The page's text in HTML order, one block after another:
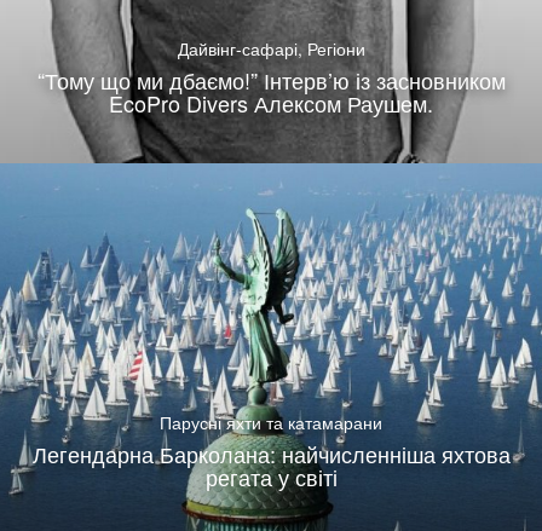
Дайвінг-сафарі, Регіони
“Тому що ми дбаємо!” Інтерв’ю із засновником
EcoPro Divers Алексом Раушем.
Парусні яхти та катамарани
Легендарна Барколана: найчисленніша яхтова
регата у світі